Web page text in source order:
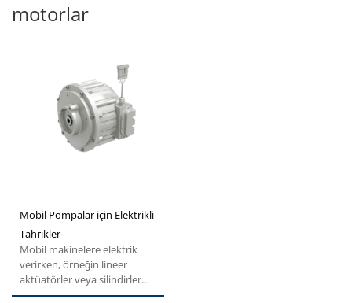
motorlar
Mobil Pompalar için Elektrikli
Tahrikler
Mobil makinelere elektrik
verirken, örneğin lineer
aktüatörler veya silindirler
gibi bazı tahrikler...